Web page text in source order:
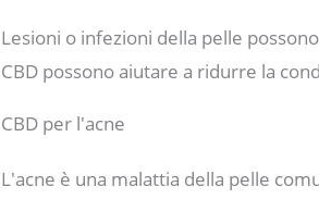
Lesioni o infezioni della pelle
CBD possono aiutare a ridurre la
CBD per l'acne
L'acne è una malattia della pelle